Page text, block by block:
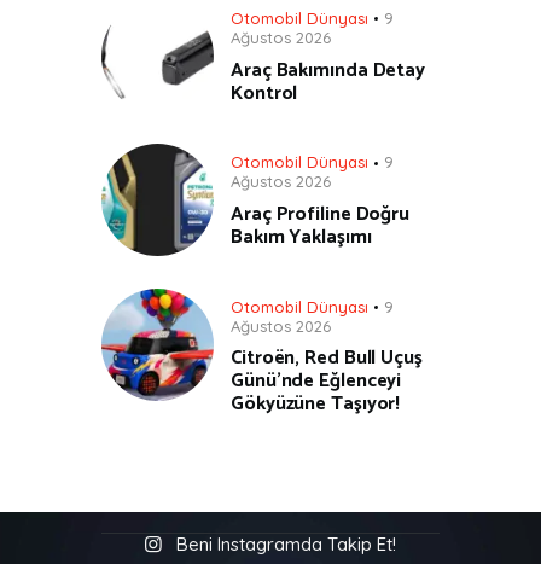
Otomobil Dünyası
9
Ağustos 2026
Araç Bakımında Detay
Kontrol
Otomobil Dünyası
9
Ağustos 2026
Araç Profiline Doğru
Bakım Yaklaşımı
Otomobil Dünyası
9
Ağustos 2026
Citroën, Red Bull Uçuş
Günü’nde Eğlenceyi
Gökyüzüne Taşıyor!
Beni Instagramda Takip Et!